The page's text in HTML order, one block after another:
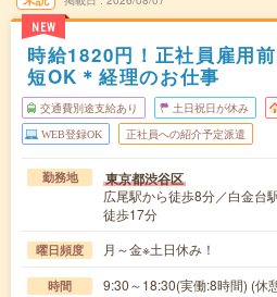
NEW
時給1820円！正社員雇用
短OK＊経理のお仕事
交通費別途支給あり 土日祝日が休み
WEB登録OK 正社員への紹介予定派遣
勤務地 東京都渋谷区
広尾駅から徒歩8分／白金台
徒歩17分
曜日頻度 月～金※土日休み！
時間 9:30～18:30(実働:8時間) (休